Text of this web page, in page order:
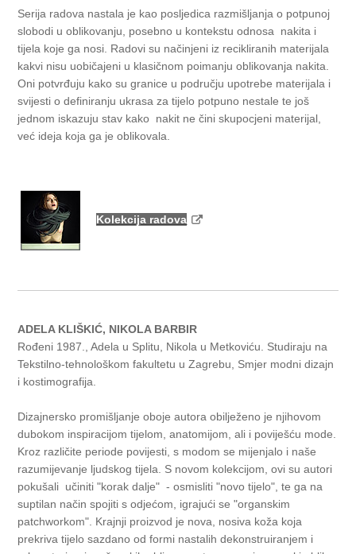
Serija radova nastala je kao posljedica razmišljanja o potpunoj
slobodi u oblikovanju, posebno u kontekstu odnosa nakita i
tijela koje ga nosi. Radovi su načinjeni iz recikliranih materijala
kakvi nisu uobičajeni u klasičnom poimanju oblikovanja nakita.
Oni potvrđuju kako su granice u području upotrebe materijala i
svijesti o definiranju ukrasa za tijelo potpuno nestale te još
jednom iskazuju stav kako nakit ne čini skupocjeni materijal,
već ideja koja ga je oblikovala.
Kolekcija radova
ADELA KLIŠKIĆ, NIKOLA BARBIR
Rođeni 1987., Adela u Splitu, Nikola u Metkoviću. Studiraju na
Tekstilno-tehnološkom fakultetu u Zagrebu, Smjer modni dizajn
i kostimografija.
Dizajnersko promišljanje oboje autora obilježeno je njihovom
dubokom inspiracijom tijelom, anatomijom, ali i poviješću mode.
Kroz različite periode povijesti, s modom se mijenjalo i naše
razumijevanje ljudskog tijela. S novom kolekcijom, ovi su autori
pokušali učiniti "korak dalje" - osmisliti "novo tijelo", te ga na
suptilan način spojiti s odjećom, igrajući se "organskim
patchworkom". Krajnji proizvod je nova, nosiva koža koja
prekriva tijelo sazdano od formi nastalih dekonstruiranjem i